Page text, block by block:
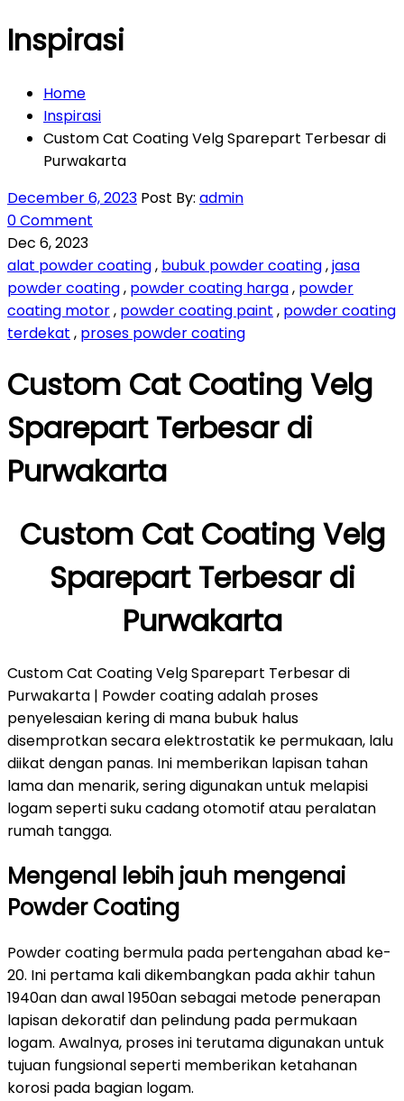
Inspirasi
Home
Inspirasi
Custom Cat Coating Velg Sparepart Terbesar di
Purwakarta
December 6, 2023 Post By: admin
0 Comment
Dec 6, 2023
alat powder coating, bubuk powder coating,jasa
powder coating, powder coating harga, powder
coating motor, powder coating paint , powder coating
terdekat , proses powder coating
Custom Cat Coating Velg
Sparepart Terbesar di
Purwakarta
Custom Cat Coating Velg
Sparepart Terbesar di
Purwakarta
Custom Cat Coating Velg Sparepart Terbesar di
Purwakarta | Powder coating adalah proses
penyelesaian kering di mana bubuk halus
disemprotkan secara elektrostatik ke permukaan, lalu
diikat dengan panas. Ini memberikan lapisan tahan
lama dan menarik, sering digunakan untuk melapisi
logam seperti suku cadang otomotif atau peralatan
rumah tangga.
Mengenal lebih jauh mengenai
Powder Coating
Powder coating bermula pada pertengahan abad ke-
20. Ini pertama kali dikembangkan pada akhir tahun
1940an dan awal 1950an sebagai metode penerapan
lapisan dekoratif dan pelindung pada permukaan
logam. Awalnya, proses ini terutama digunakan untuk
tujuan fungsional seperti memberikan ketahanan
korosi pada bagian logam.